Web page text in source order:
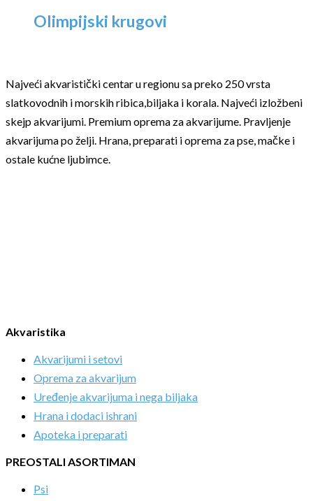
Olimpijski krugovi
Najveći akvaristički centar u regionu sa preko 250 vrsta
slatkovodnih i morskih ribica,biljaka i korala. Najveći izložbeni
skejp akvarijumi. Premium oprema za akvarijume. Pravljenje
akvarijuma po želji. Hrana, preparati i oprema za pse, mačke i
ostale kućne ljubimce.
Akvaristika
Akvarijumi i setovi
Oprema za akvarijum
Uređenje akvarijuma i nega biljaka
Hrana i dodaci ishrani
Apoteka i preparati
PREOSTALI ASORTIMAN
Psi